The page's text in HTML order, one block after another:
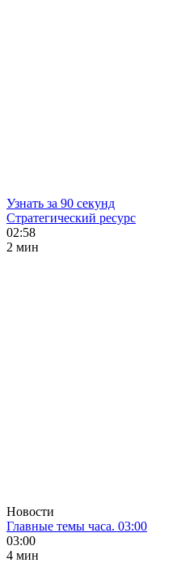
Узнать за 90 секунд
Стратегический ресурс
02:58
2 мин
Новости
Главные темы часа. 03:00
03:00
4 мин